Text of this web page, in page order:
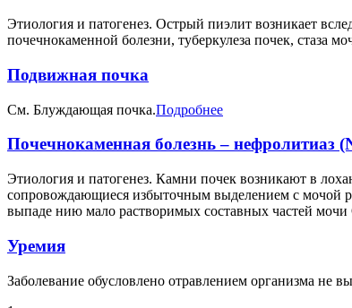
Этиология и патогенез. Острый пиэлит возникает
почечнокаменной болезни, туберкулеза почек, стаза
Подвижная почка
См. Блуждающая почка.Подробнее
Почечнокаменная болезнь – нефролитиаз
Этиология и патогенез. Камни почек возникают в
сопровождающиеся избыточным выделением с мочой
выпаде нию мало растворимых составных частей
Уремия
Заболевание обусловлено отравлением организма